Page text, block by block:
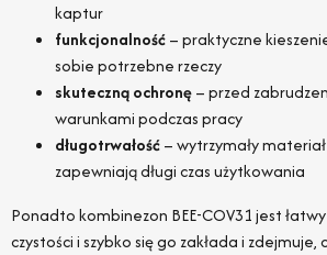
kaptur
funkcjonalność– praktyczne
sobie potrzebne rzeczy
skuteczną ochronę– przed
warunkami podczas pracy
długotrwałość– wytrzymały
zapewniają długi czas użytkowania
Ponadto kombinezon BEE-COV31 jest
czystości i szybko się go zakłada i zdejmuje,